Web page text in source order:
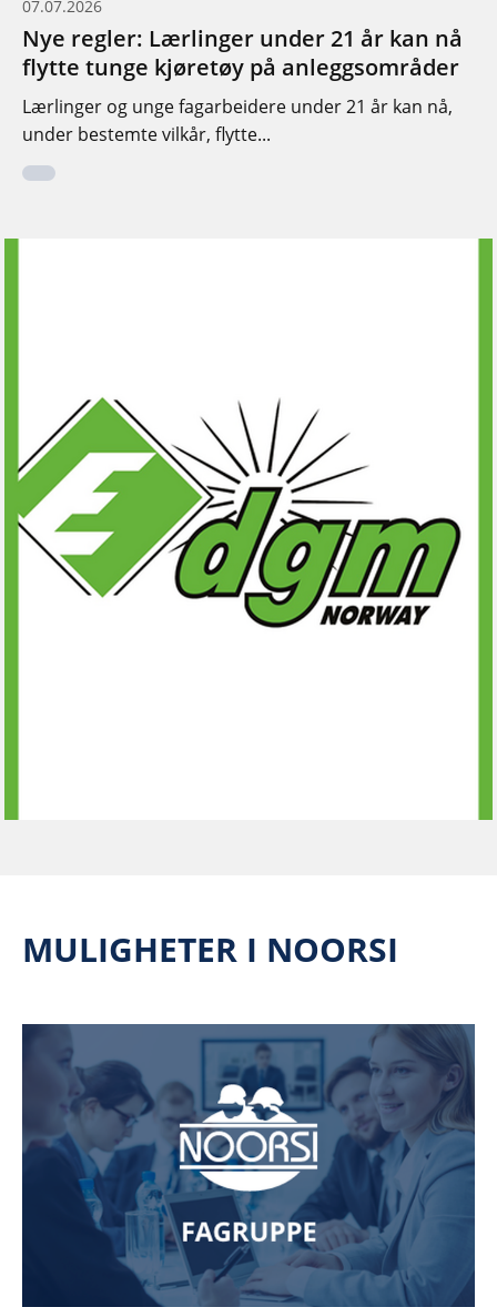
07.07.2026
Nye regler: Lærlinger under 21 år kan nå
flytte tunge kjøretøy på anleggsområder
Lærlinger og unge fagarbeidere under 21 år kan nå,
under bestemte vilkår, flytte...
MULIGHETER I NOORSI